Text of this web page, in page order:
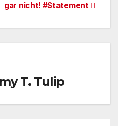
gar nicht! #Statement
T. Tulip